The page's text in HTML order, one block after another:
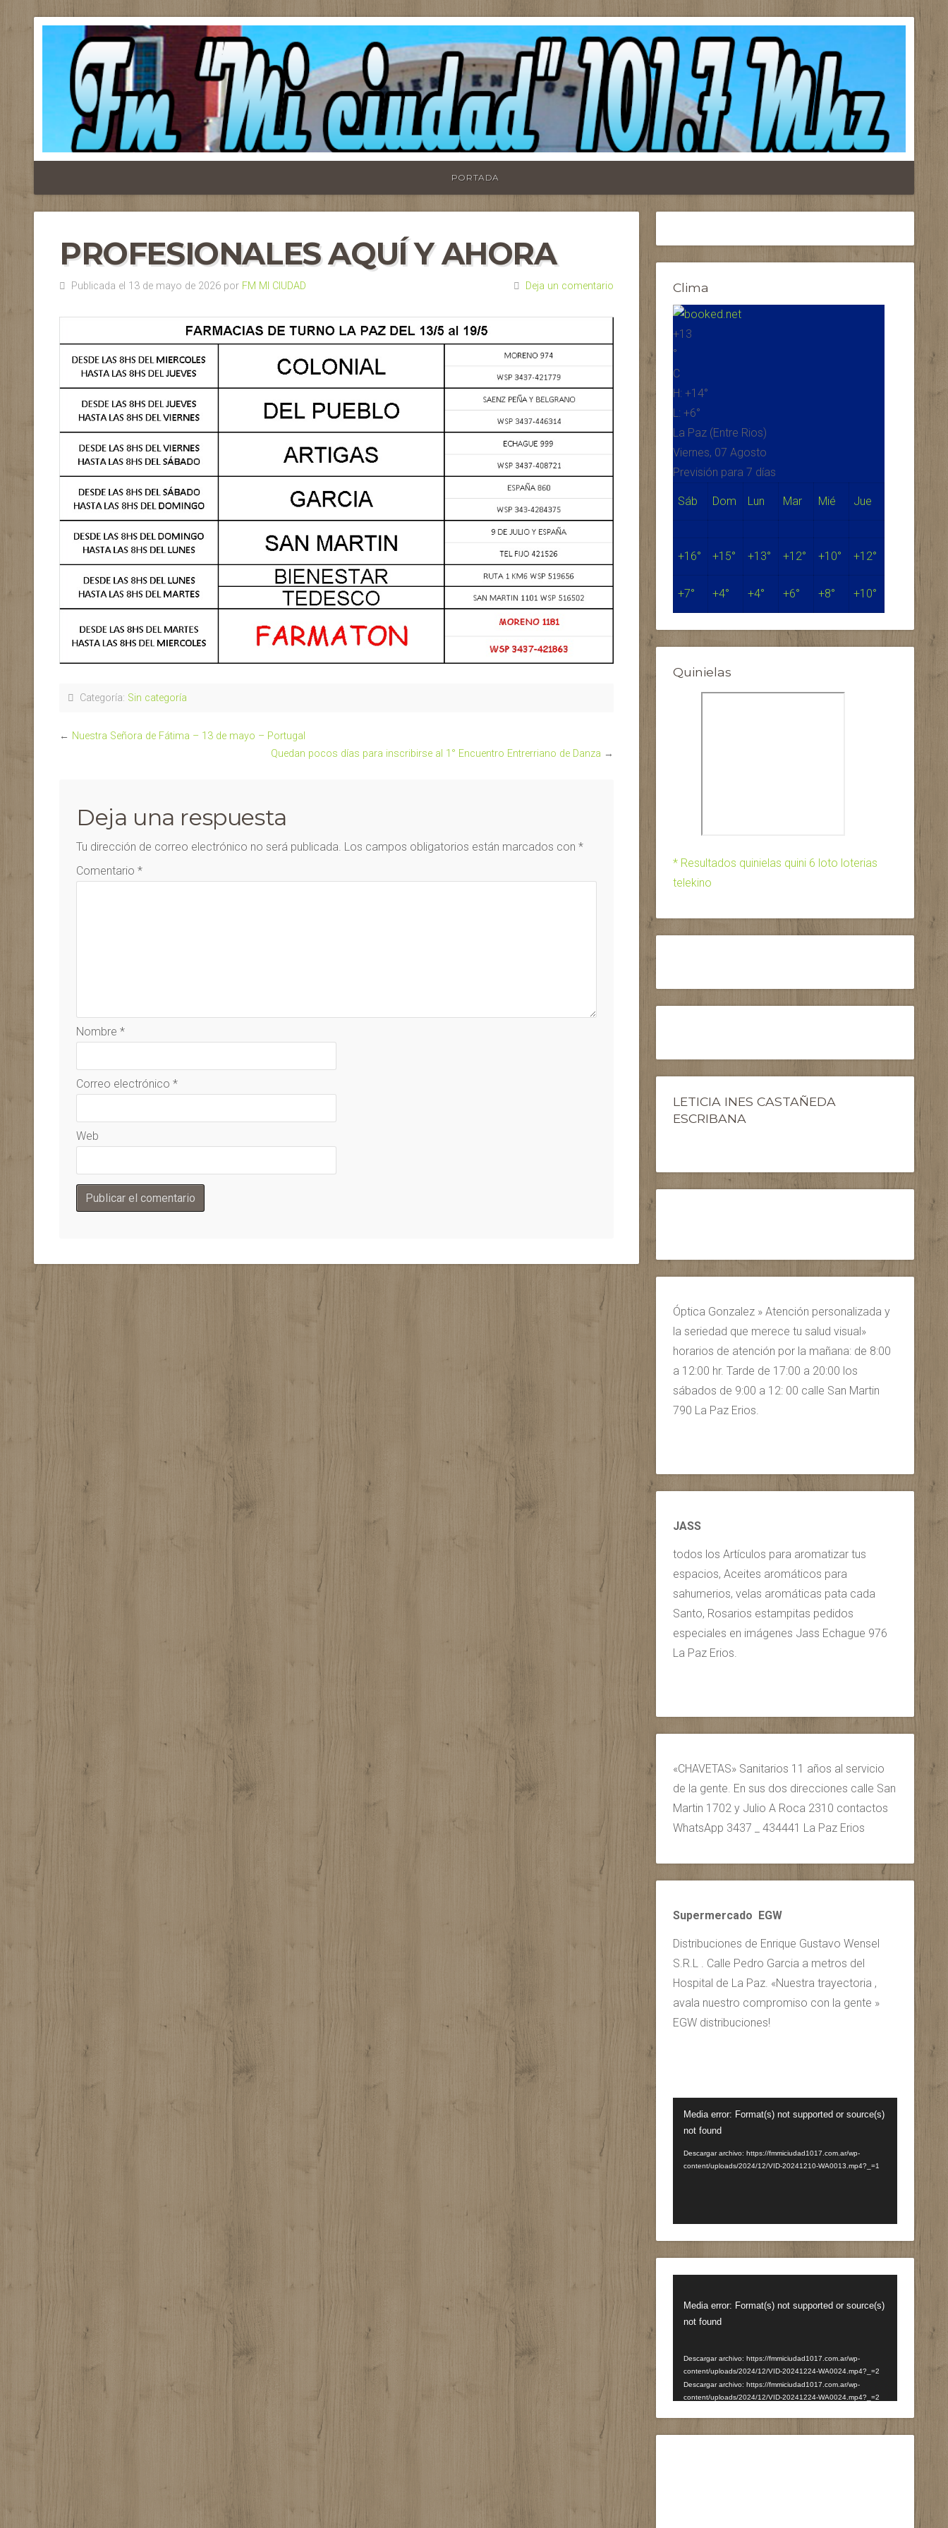
PORTADA
PROFESIONALES AQUÍ Y AHORA
Publicada el 13 de mayo de 2026 por FM MI CIUDAD Deja un comentario
Categoría: Sin categoría
← Nuestra Señora de Fátima – 13 de mayo – Portugal
Quedan pocos días para inscribirse al 1° Encuentro Entrerriano de Danza →
Deja una respuesta
Tu dirección de correo electrónico no será publicada. Los campos obligatorios están marcados con *
Comentario *
Nombre *
Correo electrónico *
Web
Clima
+13
°
C
H: +14°
L: +6°
La Paz (Entre Rios)
Viernes, 07 Agosto
Previsión para 7 días
Sáb Dom Lun Mar Mié Jue
+16° +15° +13° +12° +10° +12°
+7° +4° +4° +6° +8° +10°
Quinielas
* Resultados quinielas quini 6 loto loterias
telekino
LETICIA INES CASTAÑEDA
ESCRIBANA
Óptica Gonzalez » Atención personalizada y
la seriedad que merece tu salud visual»
horarios de atención por la mañana: de 8:00
a 12:00 hr. Tarde de 17:00 a 20:00 los
sábados de 9:00 a 12: 00 calle San Martin
790 La Paz Erios.
JASS
todos los Artículos para aromatizar tus
espacios, Aceites aromáticos para
sahumerios, velas aromáticas pata cada
Santo, Rosarios estampitas pedidos
especiales en imágenes Jass Echague 976
La Paz Erios.
«CHAVETAS» Sanitarios 11 años al servicio
de la gente. En sus dos direcciones calle San
Martin 1702 y Julio A Roca 2310 contactos
WhatsApp 3437 _ 434441 La Paz Erios
Supermercado EGW
Distribuciones de Enrique Gustavo Wensel
S.R.L . Calle Pedro Garcia a metros del
Hospital de La Paz. «Nuestra trayectoria ,
avala nuestro compromiso con la gente »
EGW distribuciones!
de
Media error: Format(s) not supported or source(s)
not found
Descargar archivo: https://fmmiciudad1017.com.ar/wp-
content/uploads/2024/12/VID-20241210-WA0013.mp4?_=1
de
vídeo
Media error: Format(s) not supported or source(s)
not found
Descargar archivo: https://fmmiciudad1017.com.ar/wp-
content/uploads/2024/12/VID-20241224-WA0024.mp4?_=2
Descargar archivo: https://fmmiciudad1017.com.ar/wp-
content/uploads/2024/12/VID-20241224-WA0024.mp4?_=2